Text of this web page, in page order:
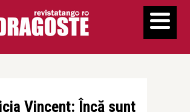
Vincent: Încă sunt